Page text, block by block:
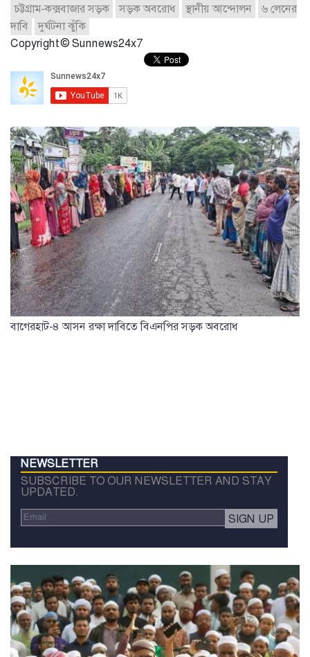
চট্টগ্রাম-কক্সবাজার সড়ক সড়ক অবরোধ স্থানীয় আন্দোলন
৬ লেনের
দাবি
দুর্ঘটনা ঝুঁকি
Copyright © Sunnews24x7
বাগেরহাট-৪ আসন রক্ষা দাবিতে বিএনপির সড়ক অবরোধ
NEWSLETTER
SUBSCRIBE TO OUR NEWSLETTER AND STAY
UPDATED.